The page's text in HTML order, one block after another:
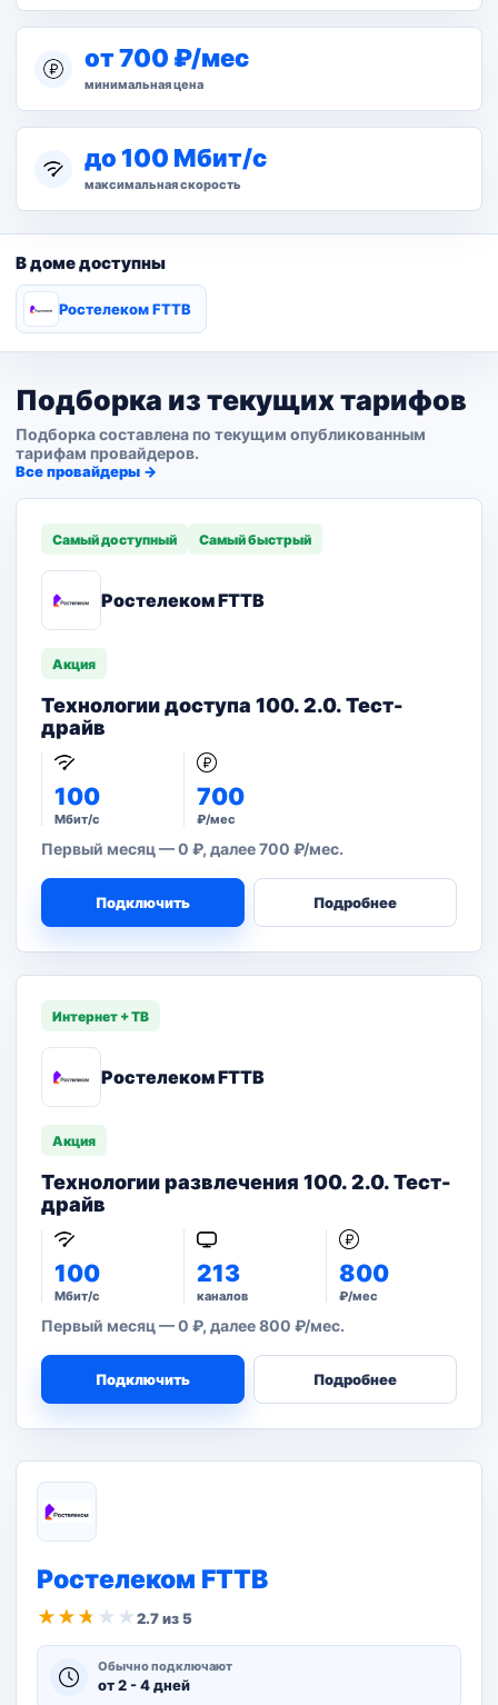
от 700 ₽/мес
минимальная цена
до 100 Мбит/с
максимальная скорость
В доме доступны
Ростелеком FTTB
Подборка из текущих тарифов
Подборка составлена по текущим опубликованным
тарифам провайдеров.
Все провайдеры →
Самый доступный Самый быстрый
Ростелеком FTTB
Акция
Технологии доступа 100. 2.0. Тест-
драйв
100
Мбит/с
700
₽/мес
Первый месяц — 0 ₽, далее 700 ₽/мес.
Подключить Подробнее
Интернет + ТВ
Ростелеком FTTB
Акция
Технологии развлечения 100. 2.0. Тест-
драйв
100
Мбит/с
213
каналов
800
₽/мес
Первый месяц — 0 ₽, далее 800 ₽/мес.
Подключить Подробнее
Ростелеком FTTB
★ ★ ★ ★ ★2.7 из 5
Обычно подключают
от 2 - 4 дней